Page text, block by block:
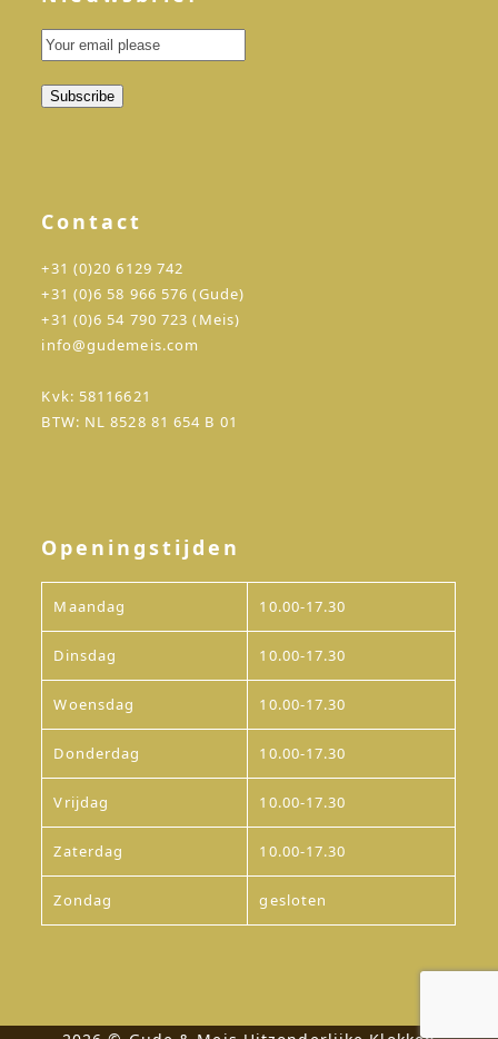
Contact
+31 (0)20 6129 742
+31 (0)6 58 966 576 (Gude)
+31 (0)6 54 790 723 (Meis)
info@gudemeis.com
Kvk: 58116621
BTW: NL 8528 81 654 B 01
Openingstijden
Maandag 10.00-17.30
Dinsdag 10.00-17.30
Woensdag 10.00-17.30
Donderdag 10.00-17.30
Vrijdag 10.00-17.30
Zaterdag 10.00-17.30
Zondag gesloten